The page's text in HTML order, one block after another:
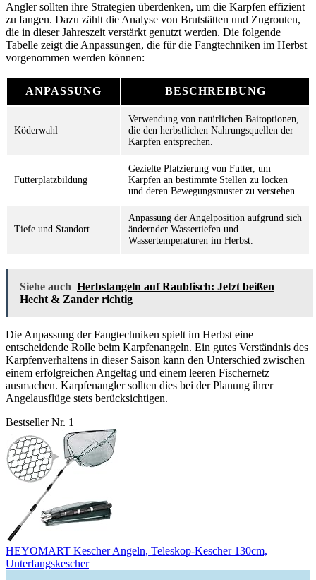
Angler sollten ihre Strategien überdenken, um die Karpfen effizient
zu fangen. Dazu zählt die Analyse von Brutstätten und Zugrouten,
die in dieser Jahreszeit verstärkt genutzt werden. Die folgende
Tabelle zeigt die Anpassungen, die für die Fangtechniken im Herbst
vorgenommen werden können:
ANPASSUNG BESCHREIBUNG
Köderwahl
Verwendung von natürlichen Baitoptionen,
die den herbstlichen Nahrungsquellen der
Karpfen entsprechen.
Futterplatzbildung
Gezielte Platzierung von Futter, um
Karpfen an bestimmte Stellen zu locken
und deren Bewegungsmuster zu verstehen.
Tiefe und Standort
Anpassung der Angelposition aufgrund sich
ändernder Wassertiefen und
Wassertemperaturen im Herbst.
Siehe auch Herbstangeln auf Raubfisch: Jetzt beißen
Hecht & Zander richtig
Die Anpassung der Fangtechniken spielt im Herbst eine
entscheidende Rolle beim Karpfenangeln. Ein gutes Verständnis des
Karpfenverhaltens in dieser Saison kann den Unterschied zwischen
einem erfolgreichen Angeltag und einem leeren Fischernetz
ausmachen. Karpfenangler sollten dies bei der Planung ihrer
Angelausflüge stets berücksichtigen.
Bestseller Nr. 1
HEYOMART Kescher Angeln, Teleskop-Kescher 130cm,
Unterfangskescher